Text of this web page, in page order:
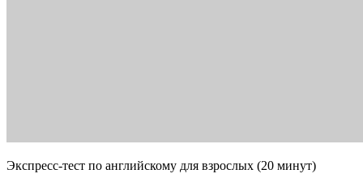
Экспресс-тест по английскому для взрослых (20 минут)